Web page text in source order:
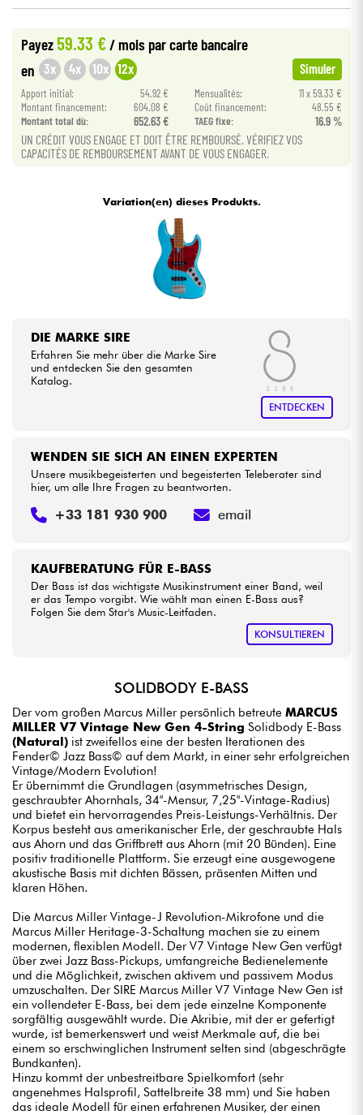
Kabel & Zubehöre
HiFi
Bundle
Payez59.33 €/ mois par carte bancaire
en 3x 4x 10x 12x Simuler
Apport initial: 54.92 € Mensualités:
11 x 59.33 €
Montant financement:
604.08 € Coût financement:
48.55 €
Montant total dù:
652.63 € TAEG fixe: 16.9 %
UN CRÉDIT VOUS ENGAGE ET DOIT ÊTRE REMBOURSÉ. VÉRIFIEZ VOS
CAPACITÉS DE REMBOURSEMENT AVANT DE VOUS ENGAGER.
Variation(en) dieses Produkts.
DIE MARKE SIRE
Erfahren Sie mehr über die Marke Sire
und entdecken Sie den gesamten
Katalog.
ENTDECKEN
KAUFBERATUNG FÜR E-BASS
Der Bass ist das wichtigste Musikinstrument einer Band, weil
er das Tempo vorgibt. Wie wählt man einen E-Bass aus?
Folgen Sie dem Star's Music-Leitfaden.
KONSULTIEREN
WENDEN SIE SICH AN EINEN EXPERTEN
Unsere musikbegeisterten und begeisterten Teleberater sind
hier, um alle Ihre Fragen zu beantworten.
+33 181 930 900 email
SOLIDBODY E-BASS
Der vom großen Marcus Miller persönlich betreute MARCUS
MILLER V7 Vintage New Gen 4-String Solidbody E-Bass
(Natural) ist zweifellos eine der besten Iterationen des
Fender© Jazz Bass© auf dem Markt, in einer sehr erfolgreichen
Vintage/Modern Evolution!
Er übernimmt die Grundlagen (asymmetrisches Design,
geschraubter Ahornhals, 34"-Mensur, 7,25"-Vintage-Radius)
und bietet ein hervorragendes Preis-Leistungs-Verhältnis. Der
Korpus besteht aus amerikanischer Erle, der geschraubte Hals
aus Ahorn und das Griffbrett aus Ahorn (mit 20 Bünden). Eine
positiv traditionelle Plattform. Sie erzeugt eine ausgewogene
akustische Basis mit dichten Bässen, präsenten Mitten und
klaren Höhen.
Die Marcus Miller Vintage-J Revolution-Mikrofone und die
Marcus Miller Heritage-3-Schaltung machen sie zu einem
modernen, flexiblen Modell. Der V7 Vintage New Gen verfügt
über zwei Jazz Bass-Pickups, umfangreiche Bedienelemente
und die Möglichkeit, zwischen aktivem und passivem Modus
umzuschalten. Der SIRE Marcus Miller V7 Vintage New Gen ist
ein vollendeter E-Bass, bei dem jede einzelne Komponente
sorgfältig ausgewählt wurde. Die Akribie, mit der er gefertigt
wurde, ist bemerkenswert und weist Merkmale auf, die bei
einem so erschwinglichen Instrument selten sind (abgeschrägte
Bundkanten).
Hinzu kommt der unbestreitbare Spielkomfort (sehr
angenehmes Halsprofil, Sattelbreite 38 mm) und Sie haben
das ideale Modell für einen erfahrenen Musiker, der einen